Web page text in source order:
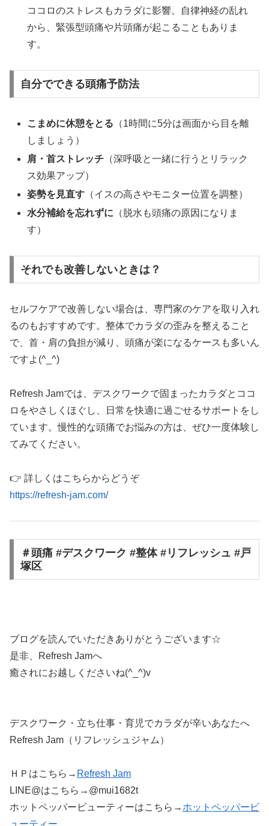
ココロのストレスもカラダに影響。自律神経の乱れ
から、緊張型頭痛や片頭痛が起こることもありま
す。
自分でできる頭痛予防法
こまめに休憩をとる （1時間に5分は画面から目を離
しましょう）
肩・首ストレッチ （深呼吸と一緒に行うとリラック
ス効果アップ）
姿勢を見直す （イスの高さやモニター位置を調整）
水分補給を忘れずに （脱水も頭痛の原因になりま
す）
それでも改善しないときは？
セルフケアで改善しない場合は、専門家のケアを取り入れ
るのもおすすめです。整体でカラダの歪みを整えること
で、首・肩の負担が減り、頭痛が楽になるケースも多いん
ですよ(^_^)
Refresh Jamでは、デスクワークで固まったカラダとココ
ロをやさしくほぐし、日常を快適に過ごせるサポートをし
ています。慢性的な頭痛でお悩みの方は、ぜひ一度体験し
てみてください。
👉 詳しくはこちらからどうぞ
https://refresh-jam.com/
＃頭痛 #デスクワーク #整体 #リフレッシュ #戸
塚区
ブログを読んでいただきありがとうございます☆
是非、Refresh Jamへ
癒されにお越しくださいね(^_^)v
デスクワーク・立ち仕事・育児でカラダが辛いあなたへ
Refresh Jam（リフレッシュジャム）
ＨＰはこちら→ Refresh Jam
LINE@はこちら→@mui1682t
ホットペッパービューティーはこちら→ ホットペッパービ
ューティー